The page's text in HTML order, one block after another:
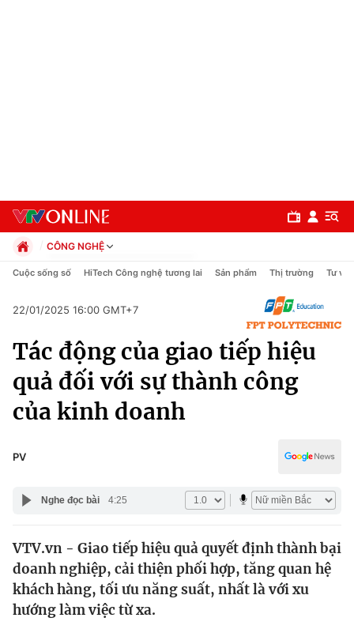
Chính trị
Xã hội
Pháp luật
Y tế
Thế giới
Tin tức
Thế giới đó đây
Kinh tế
Tài chính
CÔNG NGHỆ
Chính trị
Pháp luật
Thể thao
Truyền hình
Văn hóa - Giải trí
Y tế
Cuộc sống số HiTech Công nghệ tương lai Sản phẩm Thị trường Tư vấn
22/01/2025 16:00 GMT+7
Tác động của giao tiếp hiệu
quả đối với sự thành công
của kinh doanh
PV
Nghe đọc bài 4:25
VTV.vn - Giao tiếp hiệu quả quyết định thành bại
doanh nghiệp, cải thiện phối hợp, tăng quan hệ
khách hàng, tối ưu năng suất, nhất là với xu
hướng làm việc từ xa.